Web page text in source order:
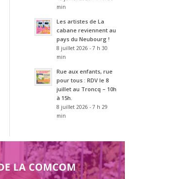
min
Les artistes de La
cabane reviennent au
pays du Neubourg !
8 juillet 2026 - 7 h 30
min
Rue aux enfants, rue
pour tous : RDV le 8
juillet au Troncq – 10h
à 15h.
8 juillet 2026 - 7 h 29
min